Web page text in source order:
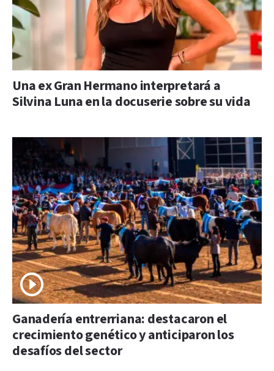
Una ex Gran Hermano interpretará a
Silvina Luna en la docuserie sobre su vida
Ganadería entrerriana: destacaron el
crecimiento genético y anticiparon los
desafíos del sector